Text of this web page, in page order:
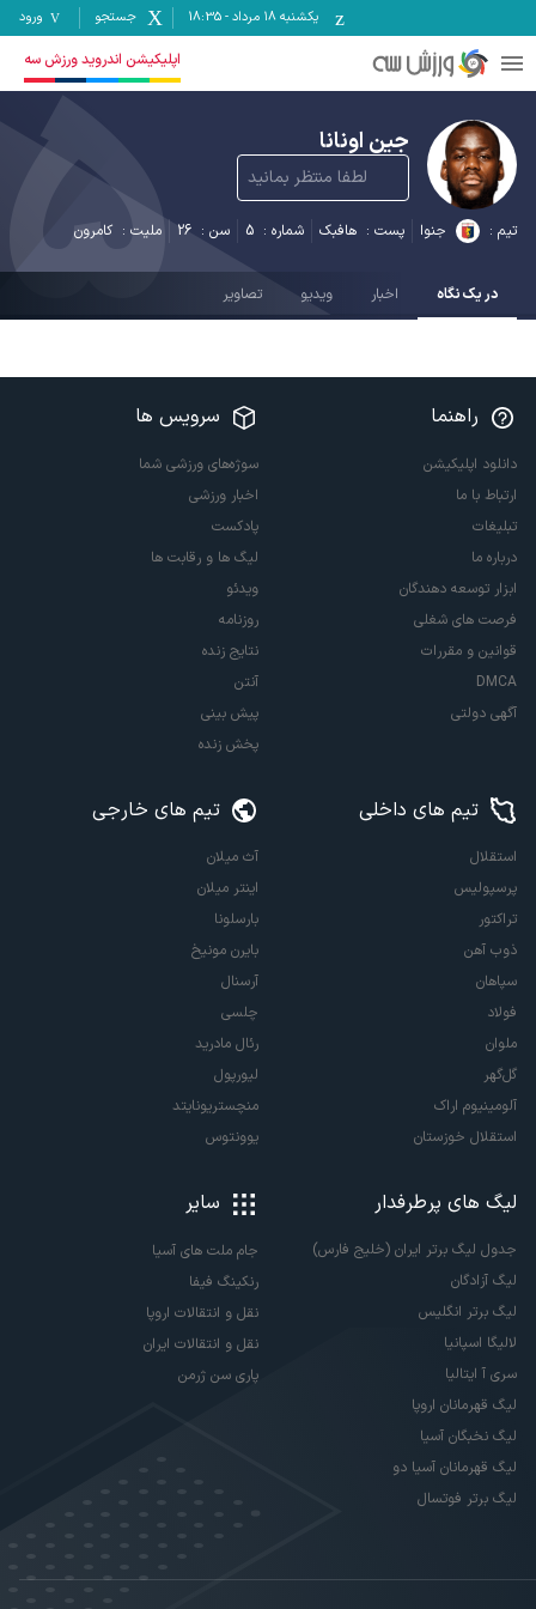
یکشنبه ۱۸ مرداد -
18:35 جستجو ورود
اپلیکیشن اندروید ورزش سه
جین اونانا
لطفا منتظر بمانید
تیم : جنوا پست : هافبک شماره : 5 سن : 26 ملیت : کامرون
5 در یک نگاه اخبار ویدیو تصاویر
راهنما
دانلود اپلیکیشن
ارتباط با ما
تبلیغات
درباره ما
ابزار توسعه دهندگان
فرصت های شغلی
قوانین و مقررات
DMCA
آگهی دولتی
سرویس ها
سوژه‌های ورزشی شما
اخبار ورزشی
پادکست
لیگ ها و رقابت ها
ویدئو
روزنامه
نتایج زنده
آنتن
پیش بینی
پخش زنده
تیم های داخلی
استقلال
پرسپولیس
تراکتور
ذوب آهن
سپاهان
فولاد
ملوان
گل‌گهر
آلومینیوم اراک
استقلال خوزستان
تیم های خارجی
آث میلان
اینتر میلان
بارسلونا
بایرن مونیخ
آرسنال
چلسی
رئال مادرید
لیورپول
منچستریونایتد
یوونتوس
لیگ های پرطرفدار
جدول لیگ برتر ایران (خلیج فارس)
لیگ آزادگان
لیگ برتر انگلیس
لالیگا اسپانیا
سری آ ایتالیا
لیگ قهرمانان اروپا
لیگ نخبگان آسیا
لیگ قهرمانان آسیا دو
لیگ برتر فوتسال
سایر
جام ملت های آسیا
رنکینگ فیفا
نقل و انتقالات اروپا
نقل و انتقالات ایران
پاری سن ژرمن